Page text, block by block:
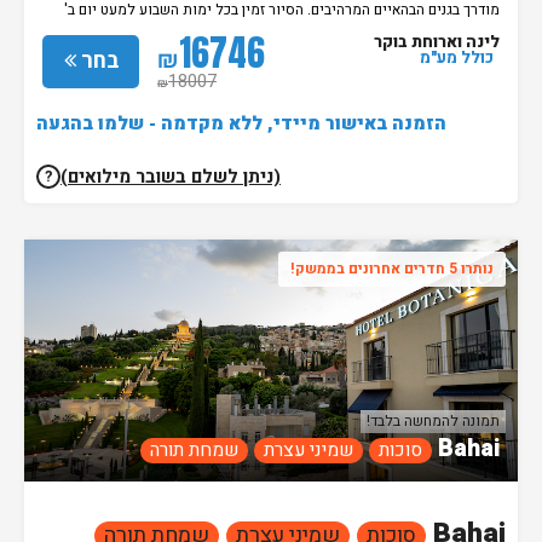
2503
מודרך בגנים הבהאיים המרהיבים. הסיור זמין בכל ימות השבוע למעט יום ב'
ומועדים מיוחדים בין השעות: 09:00-17:00. הסיור יעשה על בסיס מקום פנוי
ויש לתאם מראש את המועד במספר: 050-652-2503
בחר ₪16746
₪18007
לינה וארוחת בוקר
כולל מע"מ
הזמנה באישור מיידי, ללא מקדמה - שלמו בהגעה
(ניתן לשלם בשובר מילואים) ?
נותרו 5 חדרים אחרונים בממשק!
Bahai סוכות שמיני עצרת שמחת תורה
תמונה להמחשה בלבד!
Bahai סוכות שמיני עצרת שמחת תורה